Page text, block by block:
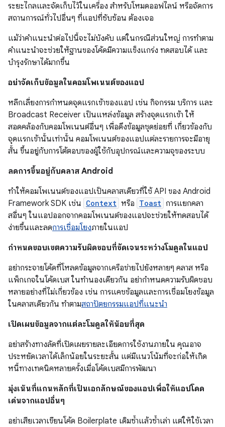
ระยะไกลและจัดเก็บไว้ในเครื่อง สำหรับโหมดออฟไลน์ หรือจัดการ
สถานการณ์ทั่วไปอื่นๆ ที่แอปที่ซับซ้อน ต้องเจอ
แม้ว่าคำแนะนำต่อไปนี้จะไม่บังคับ แต่ในกรณีส่วนใหญ่ การทำตาม
คำแนะนำจะช่วยให้ฐานของโค้ดมีความแข็งแกร่ง ทดสอบได้ และ
บำรุงรักษาได้มากขึ้น
อย่าจัดเก็บข้อมูลในคอมโพเนนต์ของแอป
หลีกเลี่ยงการกำหนดจุดแรกเข้าของแอป เช่น กิจกรรม บริการ และ
Broadcast Receiver เป็นแหล่งข้อมูล สร้างจุดแรกเข้า ให้
สอดคล้องกับคอมโพเนนต์อื่นๆ เพื่อดึงข้อมูลชุดย่อยที่ เกี่ยวข้องกับ
จุดแรกเข้านั้นเท่านั้น คอมโพเนนต์ของแอปแต่ละรายการจะมีอายุ
สั้น ขึ้นอยู่กับการโต้ตอบของผู้ใช้กับอุปกรณ์และความจุของระบบ
ลดการขึ้นอยู่กับคลาส Android
ทำให้คอมโพเนนต์ของแอปเป็นคลาสเดียวที่ใช้ API ของ Android
Framework SDK เช่น Context หรือ Toast การแยกคลา
สอื่นๆ ในแอปออกจากคอมโพเนนต์ของแอปจะช่วยให้ทดสอบได้
ง่ายขึ้นและลดการเชื่อมโยงภายในแอป
กำหนดขอบเขตความรับผิดชอบที่ชัดเจนระหว่างโมดูลในแอป
อย่ากระจายโค้ดที่โหลดข้อมูลจากเครือข่ายไปยังหลายๆ คลาส หรือ
แพ็กเกจในโค้ดเบส ในทำนองเดียวกัน อย่ากำหนดความรับผิดชอบ
หลายอย่างที่ไม่เกี่ยวข้อง เช่น การแคชข้อมูลและการเชื่อมโยงข้อมูล
ในคลาสเดียวกัน ทำตามสถาปัตยกรรมแอปที่แนะนำ
เปิดเผยข้อมูลจากแต่ละโมดูลให้น้อยที่สุด
อย่าสร้างทางลัดที่เปิดเผยรายละเอียดการใช้งานภายใน คุณอาจ
ประหยัดเวลาได้เล็กน้อยในระยะสั้น แต่มีแนวโน้มที่จะก่อให้เกิด
หนี้ทางเทคนิคหลายครั้งเมื่อโค้ดเบสมีการพัฒนา
มุ่งเน้นที่แกนหลักที่เป็นเอกลักษณ์ของแอปเพื่อให้แอปโดด
เด่นจากแอปอื่นๆ
อย่าเสียเวลาเขียนโค้ด Boilerplate เดิมซ้ำแล้วซ้ำเล่า แต่ให้ใช้เวลา